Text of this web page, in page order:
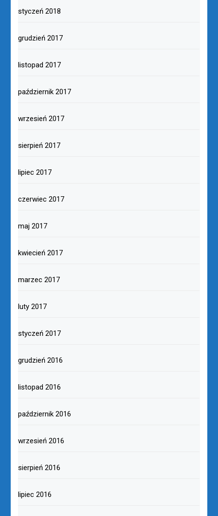
styczeń 2018
grudzień 2017
listopad 2017
październik 2017
wrzesień 2017
sierpień 2017
lipiec 2017
czerwiec 2017
maj 2017
kwiecień 2017
marzec 2017
luty 2017
styczeń 2017
grudzień 2016
listopad 2016
październik 2016
wrzesień 2016
sierpień 2016
lipiec 2016